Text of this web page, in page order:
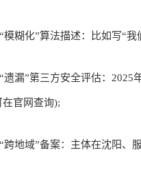
化”算法描述：比如写“我
”第三方安全评估：2025年
在官网查询);
域”备案：主体在沈阳、服